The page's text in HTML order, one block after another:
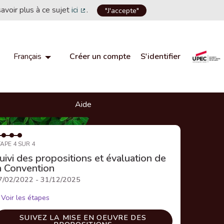
plus à ce sujetici
(Lien externe)
. "J'accepte"
Français Choisir la langueChoose language
Créer un compte S'identifier
Aide
4 SUR 4
des propositions et évaluation de
Convention
02/2022 - 31/12/2025
Voir les étapes
SUIVEZ LA MISE EN OEUVRE DES